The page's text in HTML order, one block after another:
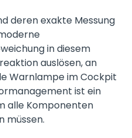
deren exakte Messung
in diesem
auslösen, an
Warnlampe im Cockpit
ist ein
alle Komponenten
müssen.